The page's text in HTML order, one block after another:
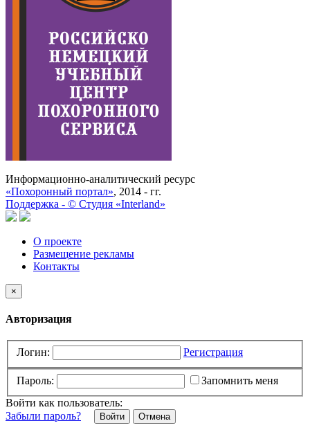
Информационно-аналитический ресурс
«Похоронный портал», 2014 - гг.
Поддержка - © Cтудия «Interland»
О проекте
Размещение рекламы
Контакты
×
Авторизация
Логин: Регистрация
Пароль:
Запомнить меня
Войти как пользователь:
Забыли пароль?
Отмена